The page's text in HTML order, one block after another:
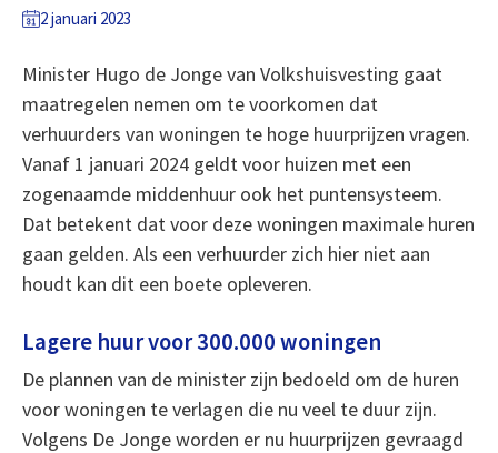
2 januari 2023
Minister Hugo de Jonge van Volkshuisvesting gaat
maatregelen nemen om te voorkomen dat
verhuurders van woningen te hoge huurprijzen vragen.
Vanaf 1 januari 2024 geldt voor huizen met een
zogenaamde middenhuur ook het puntensysteem.
Dat betekent dat voor deze woningen maximale huren
gaan gelden. Als een verhuurder zich hier niet aan
houdt kan dit een boete opleveren.
Lagere huur voor 300.000 woningen
De plannen van de minister zijn bedoeld om de huren
voor woningen te verlagen die nu veel te duur zijn.
Volgens De Jonge worden er nu huurprijzen gevraagd